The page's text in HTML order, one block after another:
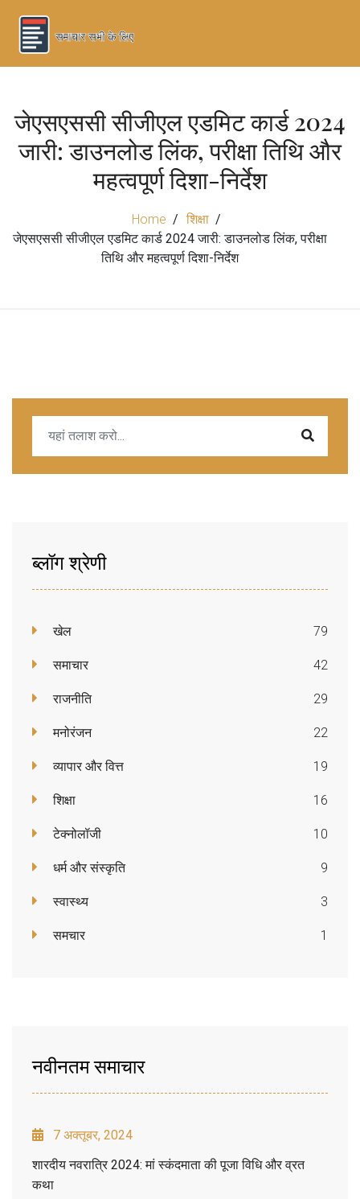
जेएसएससी सीजीएल एडमिट कार्ड 2024
जारी: डाउनलोड लिंक, परीक्षा तिथि और
महत्वपूर्ण दिशा-निर्देश
Home
शिक्षा
जेएसएससी सीजीएल एडमिट कार्ड 2024 जारी: डाउनलोड लिंक, परीक्षा
तिथि और महत्वपूर्ण दिशा-निर्देश
ब्लॉग श्रेणी
खेल 79
समाचार 42
राजनीति 29
मनोरंजन 22
व्यापार और वित्त 19
शिक्षा 16
टेक्नोलॉजी 10
धर्म और संस्कृति 9
स्वास्थ्य 3
समचार 1
नवीनतम समाचार
7 अक्तूबर, 2024
शारदीय नवरात्रि 2024: मां स्कंदमाता की पूजा विधि और व्रत
कथा